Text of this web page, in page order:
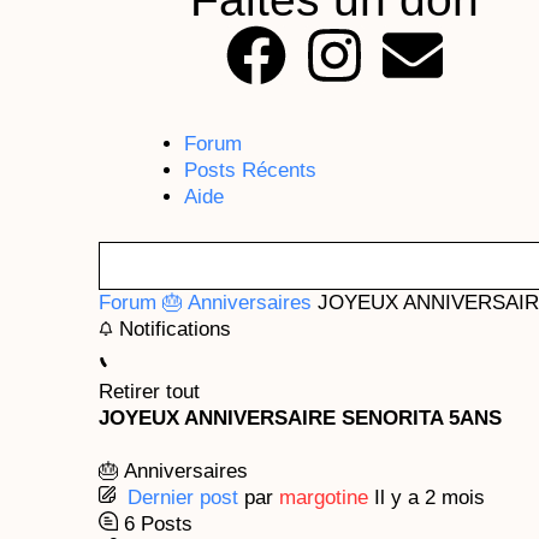
F
c
e
b
o
k
I
t
a
r
a
E
e
l
p
e
Forum
Posts Récents
Aide
Forum 🎂 Anniversaires JOYEUX
Notifications
Retirer tout
JOYEUX ANNIVERSAIRE SENORITA 5ANS
🎂 Anniversaires
Dernier post par margotine
Il y a 2 mois
6 Posts